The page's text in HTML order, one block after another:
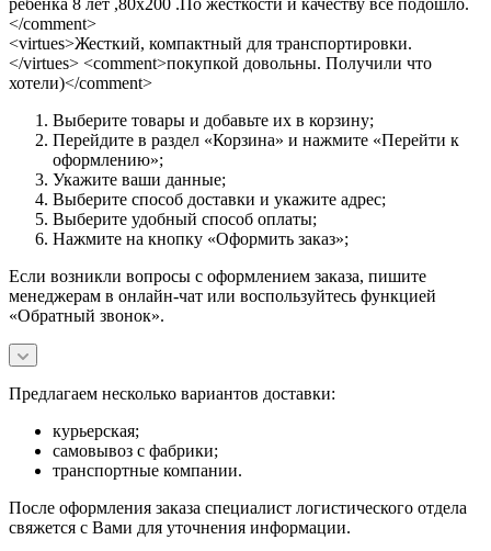
</comment>
<virtues>Жесткий, компактный для транспортировки.
</virtues> <comment>покупкой довольны. Получили что
хотели)</comment>
Выберите товары и добавьте их в корзину;
Перейдите в раздел «Корзина» и нажмите «Перейти к
оформлению»;
Укажите ваши данные;
Выберите способ доставки и укажите адрес;
Выберите удобный способ оплаты;
Нажмите на кнопку «Оформить заказ»;
Если возникли вопросы с оформлением заказа, пишите
менеджерам в онлайн-чат или воспользуйтесь функцией
«Обратный звонок».
Предлагаем несколько вариантов доставки:
курьерская;
самовывоз с фабрики;
транспортные компании.
После оформления заказа специалист логистического отдела
свяжется с Вами для уточнения информации.